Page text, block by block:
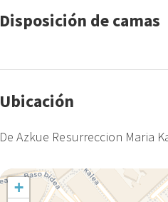
Disposición de camas
Ubicación
De Azkue Resurreccion Maria
+